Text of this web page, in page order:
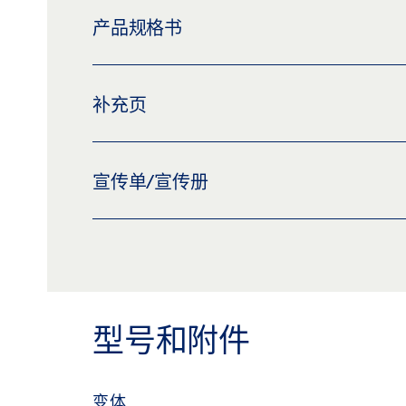
下载 (PNG)
平移门系统 LEVOLAN 60, 安装在一间办公室中
产品规格书
预览
补充页
预览
宣传单/宣传册
型号和附件
变体